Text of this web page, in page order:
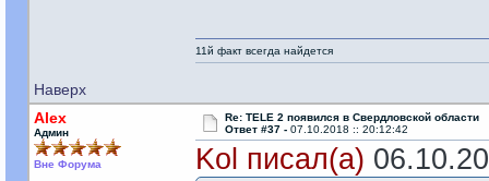
Наверх
11й факт всегда найдется
Alex
Админ
Вне Форума
Re: TELE 2 появился в Свердловской области
Ответ #37 - 07.10.2018 :: 20:12:42
Kol писал(а)